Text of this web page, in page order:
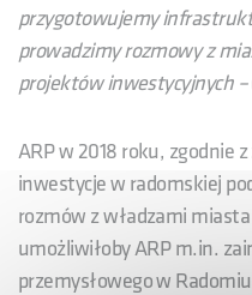
przygotowujemy
prowadzimy rozmowy z
projektów inwestycyjnych –
ARP w 2018 roku, zgodnie
inwestycje w radomskiej
rozmów z władzami
umożliwiłoby ARP m.in.
przemysłowego w